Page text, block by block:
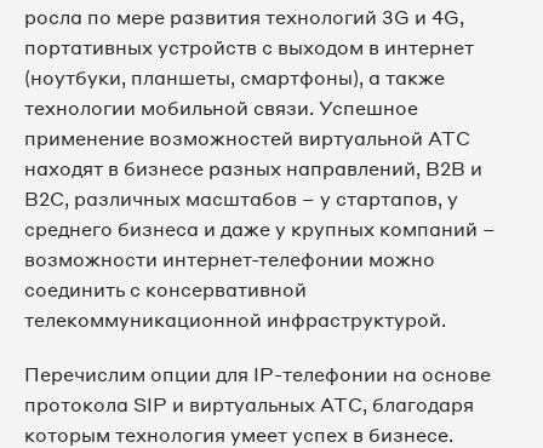
росла по мере развития технологий 3G и 4G,
портативных устройств с выходом в интернет
(ноутбуки, планшеты, смартфоны), а также
технологии мобильной связи. Успешное
применение возможностей виртуальной АТС
находят в бизнесе разных направлений, B2B и
B2C, различных масштабов – у стартапов, у
среднего бизнеса и даже у крупных компаний –
возможности интернет-телефонии можно
соединить с консервативной
телекоммуникационной инфраструктурой.
Перечислим опции для IP-телефонии на основе
протокола SIP и виртуальных АТС, благодаря
которым технология умеет успех в бизнесе.